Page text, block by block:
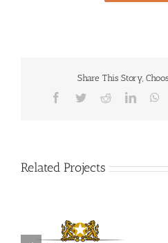
Share This Story,
Facebook
TwitterReddit
Related Projects